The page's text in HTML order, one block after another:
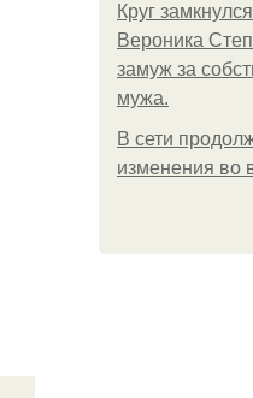
Круг
Вероника
замуж за
мужа.
В сети
изменения во